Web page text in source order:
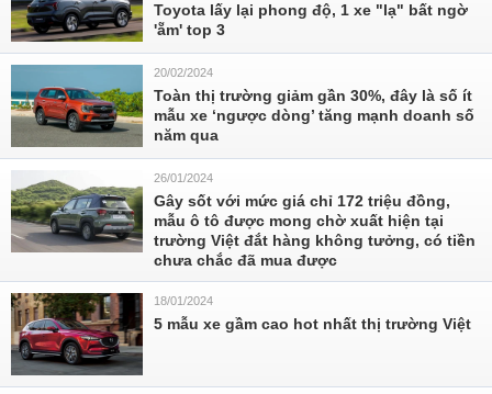
Toyota lấy lại phong độ, 1 xe "lạ" bất ngờ
'ẵm' top 3
20/02/2024
Toàn thị trường giảm gần 30%, đây là số ít
mẫu xe ‘ngược dòng’ tăng mạnh doanh số
năm qua
26/01/2024
Gây sốt với mức giá chỉ 172 triệu đồng,
mẫu ô tô được mong chờ xuất hiện tại
trường Việt đắt hàng không tưởng, có tiền
chưa chắc đã mua được
18/01/2024
5 mẫu xe gầm cao hot nhất thị trường Việt